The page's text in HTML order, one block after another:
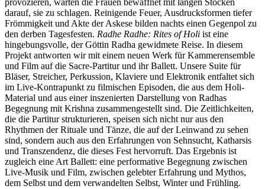
provozieren, warten die Frauen bewaffnet mit langen Stöcken
darauf, sie zu schlagen. Reinigende Feuer, Ausdrucksformen tiefer
Frömmigkeit und Akte der Askese bilden nachts einen Gegenpol zu
den derben Tagesfesten. Radhe Radhe: Rites of Holi ist eine
hingebungsvolle, der Göttin Radha gewidmete Reise. In diesem
Projekt antworten wir mit einem neuen Werk für Kammerensemble
und Film auf die Sacre-Partitur und ihr Ballett. Unsere Suite für
Bläser, Streicher, Perkussion, Klaviere und Elektronik entfaltet sich
im Live-Kontrapunkt zu filmischen Episoden, die aus dem Holi-
Material und aus einer inszenierten Darstellung von Radhas
Begegnung mit Krishna zusammengestellt sind. Die Zeitlichkeiten,
die die Partitur strukturieren, speisen sich nicht nur aus den
Rhythmen der Rituale und Tänze, die auf der Leinwand zu sehen
sind, sondern auch aus den Erfahrungen von Sehnsucht, Katharsis
und Transzendenz, die dieses Fest hervorruft. Das Ergebnis ist
zugleich eine Art Ballett: eine performative Begegnung zwischen
Live-Musik und Film, zwischen gelebter Erfahrung und Mythos,
dem Selbst und dem verwandelten Selbst, Winter und Frühling.